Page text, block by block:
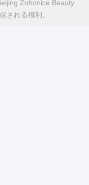
Zohonice Beauty
される権利。